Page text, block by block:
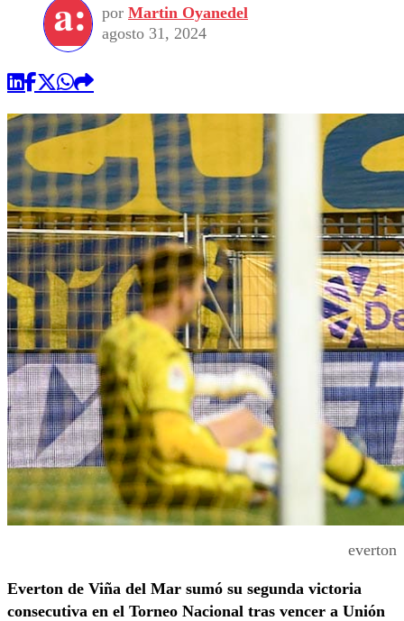
por Martin Oyanedel
agosto 31, 2024
everton
Everton de Viña del Mar sumó su segunda victoria
consecutiva en el Torneo Nacional tras vencer a Unión